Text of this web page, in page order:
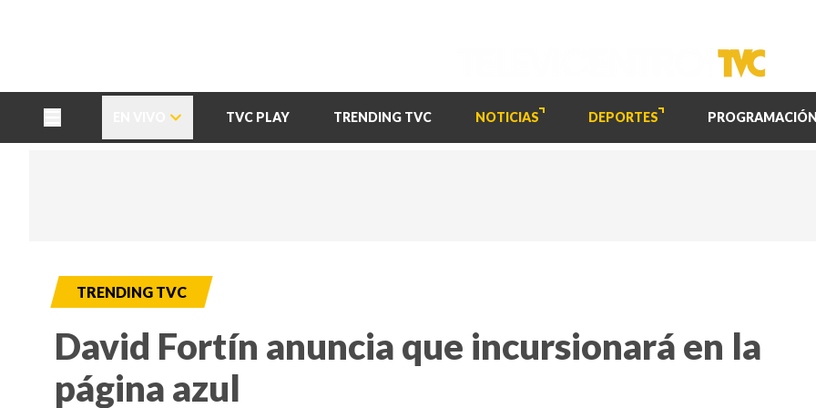
TVC PLAY TRENDING TVC NOTICIAS DEPORTES PROGRAMACIÓN
TRENDING TVC
David Fortín anuncia que incursionará en la
página azul